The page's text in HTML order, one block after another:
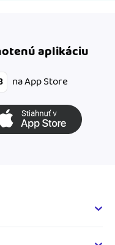
aplikáciu
na App Store